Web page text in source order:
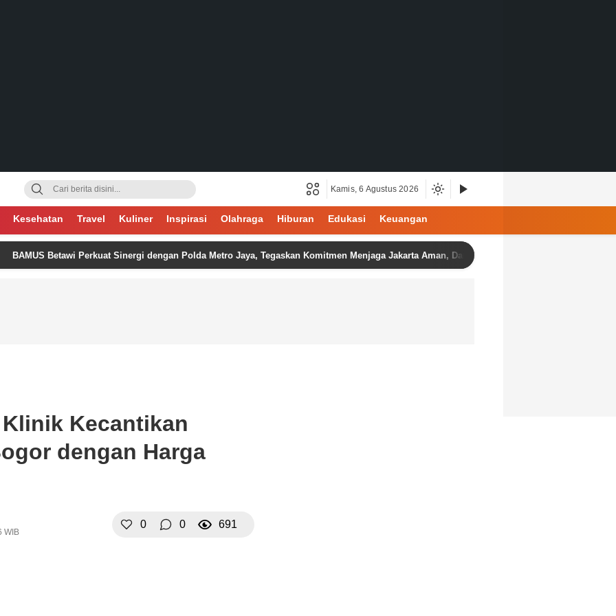
Kamis, 6 Agustus 2026
Kesehatan Travel Kuliner Inspirasi Olahraga Hiburan Edukasi Keuangan
Betawi Perkuat Sinergi dengan Polda Metro Jaya, Tegaskan Komitmen Menjaga Jakarta Aman, Damai, dan Kondusif Jelang HUT ke-81
Kecantikan
dengan Harga
WIB
0 0 691